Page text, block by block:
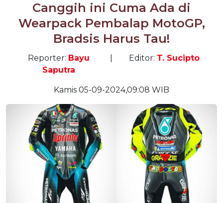
Canggih ini Cuma Ada di
Wearpack Pembalap MotoGP,
Bradsis Harus Tau!
Reporter: Bayu
Saputra
Editor: T. Sucipto
Kamis 05-09-2024,09:08 WIB